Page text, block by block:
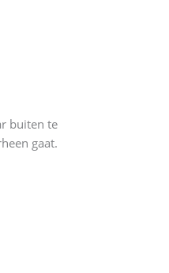
buiten te
gaat.